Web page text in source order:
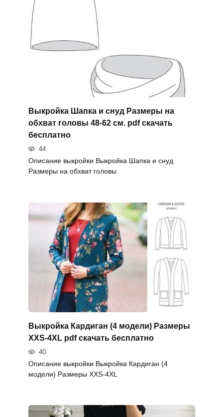
Выкройка Шапка и снуд Размеры на
обхват головы 48-62 см. pdf скачать
бесплатно
44
Описание выкройки Выкройка Шапка и снуд
Размеры на обхват головы
Выкройка Кардиган (4 модели) Размеры
XXS-4XL pdf скачать бесплатно
40
Описание выкройки Выкройка Кардиган (4
модели) Размеры XXS-4XL